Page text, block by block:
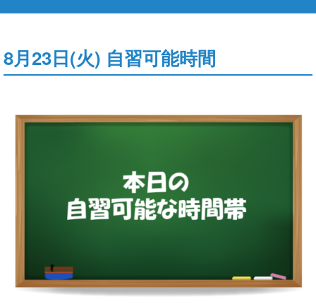
8月23日(火) 自習可能時間